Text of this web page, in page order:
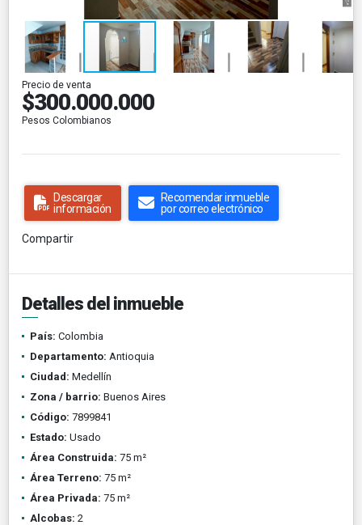
Precio de venta
$300.000.000
Pesos Colombianos
Descargar
información
Recomendar inmueble
por correo electrónico
Compartir
Detalles del inmueble
País: Colombia
Departamento: Antioquia
Ciudad: Medellín
Zona / barrio: Buenos Aires
Código: 7899841
Estado: Usado
Área Construida: 75 m²
Área Terreno: 75 m²
Área Privada: 75 m²
Alcobas: 2